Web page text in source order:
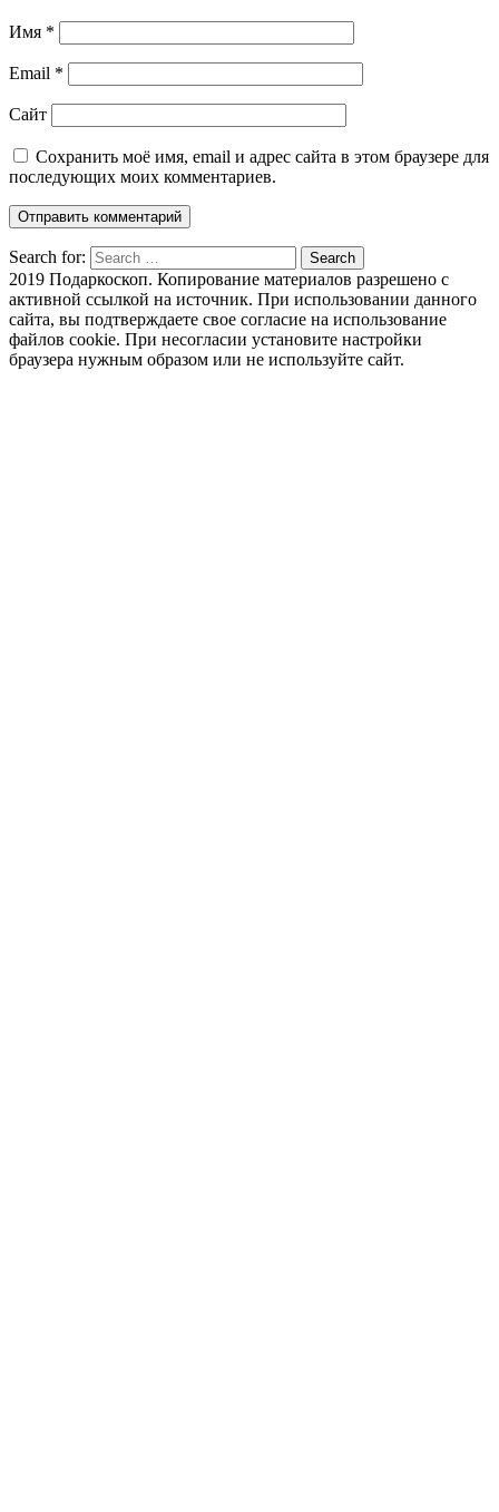
Имя *
Email *
Сайт
Сохранить моё имя, email и адрес сайта в этом браузере для
последующих моих комментариев.
Search for: Search
2019 Подаркоскоп. Копирование материалов разрешено с
активной ссылкой на источник. При использовании данного
сайта, вы подтверждаете свое согласие на использование
файлов cookie. При несогласии установите настройки
браузера нужным образом или не используйте сайт.